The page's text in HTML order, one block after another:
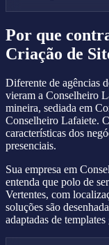
Por que
Criação de
Diferente de agências
vieram a Conselheiro
mineira, sediada em
Conselheiro Lafaiete.
características dos
presenciais.
Sua empresa em
entenda que polo de
Vertentes, com
soluções são
adaptadas de templates